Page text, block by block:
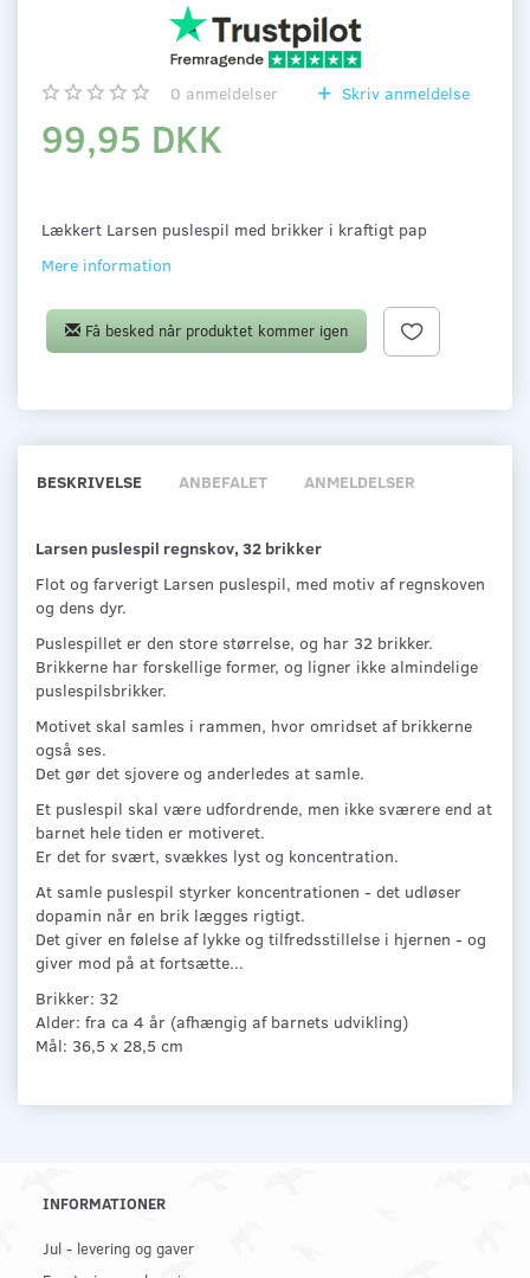
0 anmeldelser Skriv anmeldelse
99,95 DKK
Lækkert Larsen puslespil med brikker i kraftigt pap
Mere information
Få besked når produktet kommer igen
BESKRIVELSE ANBEFALET ANMELDELSER
Larsen puslespil regnskov, 32 brikker
Flot og farverigt Larsen puslespil, med motiv af regnskoven
og dens dyr.
Puslespillet er den store størrelse, og har 32 brikker.
Brikkerne har forskellige former, og ligner ikke almindelige
puslespilsbrikker.
Motivet skal samles i rammen, hvor omridset af brikkerne
også ses.
Det gør det sjovere og anderledes at samle.
Et puslespil skal være udfordrende, men ikke sværere end at
barnet hele tiden er motiveret.
Er det for svært, svækkes lyst og koncentration.
At samle puslespil styrker koncentrationen - det udløser
dopamin når en brik lægges rigtigt.
Det giver en følelse af lykke og tilfredsstillelse i hjernen - og
giver mod på at fortsætte...
Brikker: 32
Alder: fra ca 4 år (afhængig af barnets udvikling)
Mål: 36,5 x 28,5 cm
INFORMATIONER
Jul - levering og gaver